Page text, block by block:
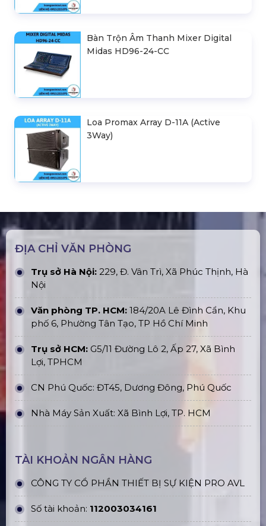
Bàn Trộn Âm Thanh Mixer Digital
Midas HD96-24-CC
Loa Promax Array D-11A (Active
3Way)
ĐỊA CHỈ VĂN PHÒNG
Trụ sở Hà Nội: 229, Đ. Vân Trì, Xã Phúc Thịnh, Hà
Nội
Văn phòng TP. HCM: 184/20A Lê Đình Cẩn, Khu
phố 6, Phường Tân Tạo, TP Hồ Chí Minh
Trụ sở HCM: G5/11 Đường Lô 2, Ấp 27, Xã Bình
Lợi, TPHCM
CN Phú Quốc: ĐT45, Dương Đông, Phú Quốc
Nhà Máy Sản Xuất: Xã Bình Lợi, TP. HCM
TÀI KHOẢN NGÂN HÀNG
CÔNG TY CỔ PHẦN THIẾT BỊ SỰ KIỆN PRO AVL
Số tài khoản: 112003034161